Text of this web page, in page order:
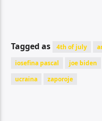
Tagged as 4th of july
iosefina pascal
joe biden
ucraina
zaporoje